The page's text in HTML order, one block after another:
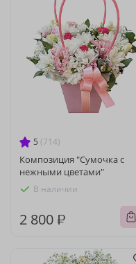
5 (714)
Композиция "Сумочка с
нежными цветами"
В наличии
2 800 ₽